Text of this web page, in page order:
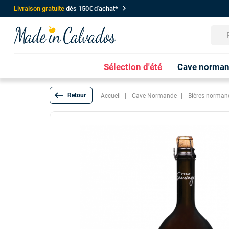
Livraison gratuitedès 150€ d'achat* chevron_right
Sélection d'été Cave
keyboard_backspace Accueil Cave Normande Bières